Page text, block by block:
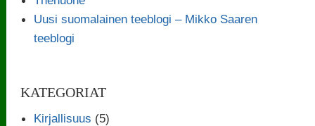
Uusi suomalainen teeblogi – Mikko Saaren
teeblogi
KATEGORIAT
Kirjallisuus (5)